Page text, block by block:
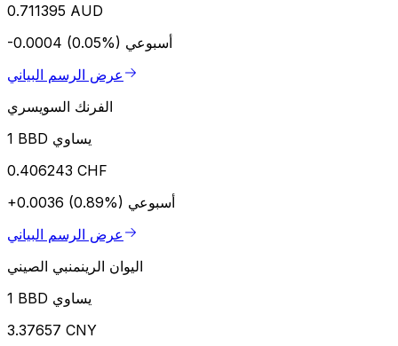
0.711395 AUD
-0.0004 (0.05%) أسبوعي
عرض الرسم البياني
الفرنك السويسري
1 BBD يساوي
0.406243 CHF
+0.0036 (0.89%) أسبوعي
عرض الرسم البياني
اليوان الرينمنبي الصيني
1 BBD يساوي
3.37657 CNY